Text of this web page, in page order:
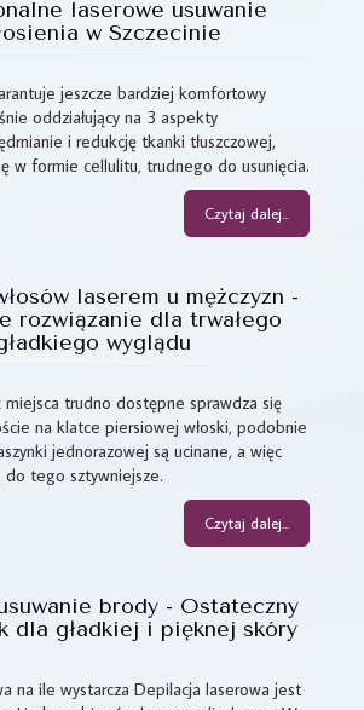
laserowe usuwanie
w Szczecinie
jeszcze bardziej komfortowy
oddziałujący na 3 aspekty
i redukcję tkanki tłuszczowej,
w formie cellulitu, trudnego do usunięcia.
Czytaj dalej...
laserem u mężczyzn -
rozwiązanie dla trwałego
wyglądu
trudno dostępne sprawdza się
na klatce piersiowej włoski, podobnie
jednorazowej są ucinane, a więc
do tego sztywniejsze.
Czytaj dalej...
brody - Ostateczny
dla gładkiej i pięknej skóry
na ile wystarcza Depilacja laserowa jest